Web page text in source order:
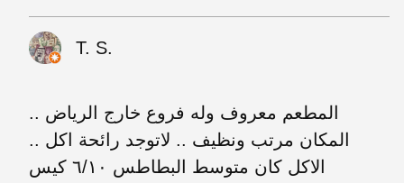
T. S.
المطعم معروف وله فروع خارج الرياض ..
المكان مرتب ونظيف .. لاتوجد رائحة اكل ..
الاكل كان متوسط البطاطس ٦/١٠ كيس